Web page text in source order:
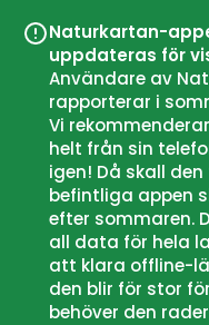
Naturkartan-
uppdateras för
Användare av
rapporterar i
Vi
helt från sin
igen! Då skall
befintliga appen
efter sommaren.
all data för hela
att klara offline-
den blir för stor
behöver den